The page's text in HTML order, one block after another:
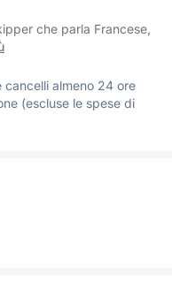
che parla Francese,
cancelli almeno 24 ore
(escluse le spese di